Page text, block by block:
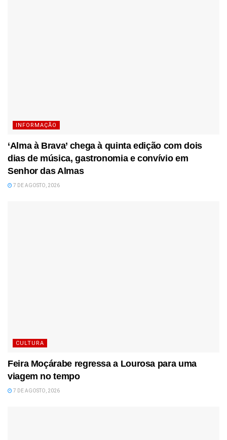
INFORMAÇÃO
‘Alma à Brava’ chega à quinta edição com dois
dias de música, gastronomia e convívio em
Senhor das Almas
7 DE AGOSTO, 2026
CULTURA
Feira Moçárabe regressa a Lourosa para uma
viagem no tempo
7 DE AGOSTO, 2026